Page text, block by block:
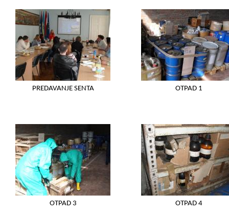
PREDAVANJE SENTA OTPAD 1
OTPAD 3 OTPAD 4